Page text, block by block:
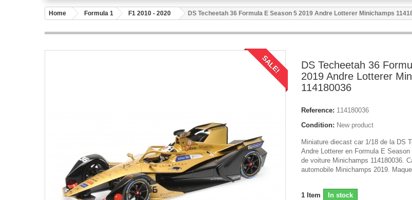
Home Formula 1 F1 2010 - 2020 DS Techeetah 36 Formula E Season 5 2019 Andre Lotterer Minichamps
SALE!
DS Techeetah 36
2019 Andre Lotterer
114180036
Reference: 114180036
Condition: New product
Miniature diecast car 1/18 de la DS
Andre Lotterer en Formula E
de voiture Minichamps 114180036.
automobile Minichamps 2019.
1 Item In stock